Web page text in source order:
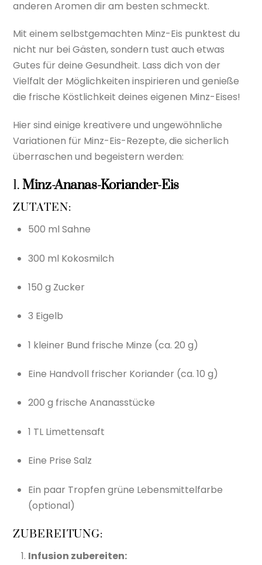
anderen Aromen dir am besten schmeckt.
Mit einem selbstgemachten Minz-Eis punktest du
nicht nur bei Gästen, sondern tust auch etwas
Gutes für deine Gesundheit. Lass dich von der
Vielfalt der Möglichkeiten inspirieren und genieße
die frische Köstlichkeit deines eigenen Minz-Eises!
Hier sind einige kreativere und ungewöhnliche
Variationen für Minz-Eis-Rezepte, die sicherlich
überraschen und begeistern werden:
1.Minz-Ananas-Koriander-Eis
ZUTATEN:
500 ml Sahne
300 ml Kokosmilch
150 g Zucker
3 Eigelb
1 kleiner Bund frische Minze (ca. 20 g)
Eine Handvoll frischer Koriander (ca. 10 g)
200 g frische Ananasstücke
1 TL Limettensaft
Eine Prise Salz
Ein paar Tropfen grüne Lebensmittelfarbe
(optional)
ZUBEREITUNG:
Infusion zubereiten: